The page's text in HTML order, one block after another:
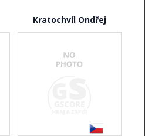
Kratochvíl Ondřej